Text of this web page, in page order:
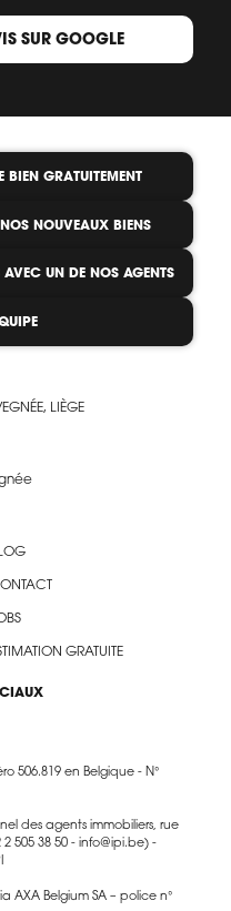
SUR GOOGLE
BIEN GRATUITEMENT
NOUVEAUX BIENS
AVEC UN DE NOS AGENTS
LIÈGE
GRATUITE
506.819 en Belgique - N°
des agents immobiliers, rue
505 38 50 - info@ipi.be) -
AXA Belgium SA – police n°